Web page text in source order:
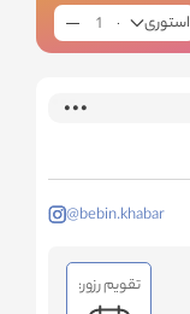
استوری
@bebin.khabar
تقویم رزور: